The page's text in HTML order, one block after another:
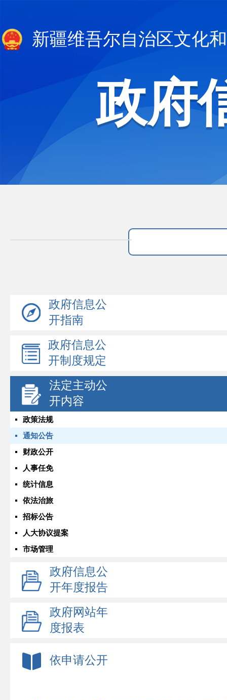
新疆维吾尔自治区文化
政府
政府信息公
开指南
政府信息公
开制度规定
法定主动公
开内容
政策法规
通知公告
财政公开
人事任免
统计信息
依法治旅
招标公告
人大协议提案
市场管理
政府信息公
开年度报告
政府网站年
度报表
依申请公开